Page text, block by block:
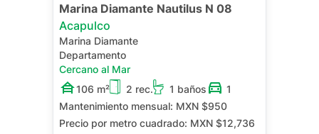
Marina Diamante Nautilus N 08
Acapulco
Marina Diamante
Departamento
Cercano al Mar
106 m²
2 rec. 1 baños
1
Mantenimiento mensual: MXN $950
Precio por metro cuadrado: MXN $12,736